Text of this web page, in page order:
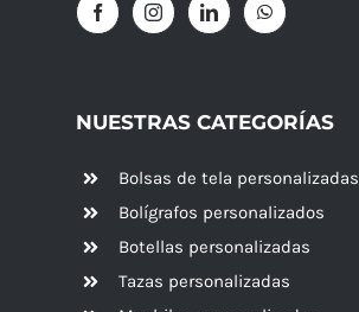
NUESTRAS CATEGORÍAS
Bolsas de tela personalizadas
Bolígrafos personalizados
Botellas personalizadas
Tazas personalizadas